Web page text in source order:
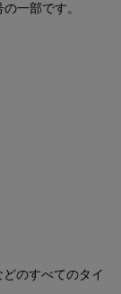
一部です。
のすべてのタイ